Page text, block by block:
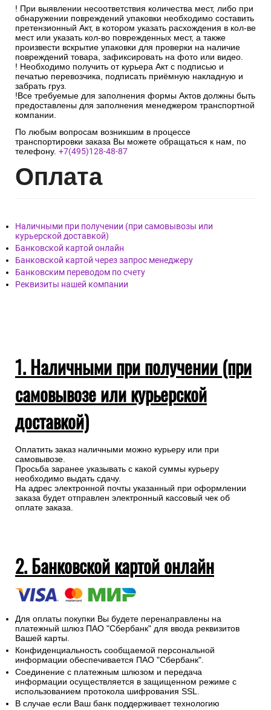
! При выявлении несоответствия количества мест, либо при
обнаружении повреждений упаковки необходимо составить
претензионный Акт, в котором указать расхождения в кол-ве
мест или указать кол-во поврежденных мест, а также
произвести вскрытие упаковки для проверки на наличие
повреждений товара, зафиксировать на фото или видео.
! Необходимо получить от курьера Акт с подписью и
печатью перевозчика, подписать приёмную накладную и
забрать груз.
!Все требуемые для заполнения формы Актов должны быть
предоставлены для заполнения менеджером транспортной
компании.
По любым вопросам возникшим в процессе
транспортировки заказа Вы можете обращаться к нам, по
телефону. +7(495)128-48-87
Оплата
Наличными при получении (при самовывозы или
курьерской доставкой)
Банковской картой онлайн
Банковской картой через запрос менеджеру
Банковским переводом по счету
Реквизиты нашей компании
1. Наличными при получении (при
самовывозе или курьерской
доставкой)
Оплатить заказ наличными можно курьеру или при
самовывозе.
Просьба заранее указывать с какой суммы курьеру
необходимо выдать сдачу.
На адрес электронной почты указанный при оформлении
заказа будет отправлен электронный кассовый чек об
оплате заказа.
2. Банковской картой онлайн
Для оплаты покупки Вы будете перенаправлены на
платежный шлюз ПАО "Сбербанк" для ввода реквизитов
Вашей карты.
Конфиденциальность сообщаемой персональной
информации обеспечивается ПАО "Сбербанк".
Соединение с платежным шлюзом и передача
информации осуществляется в защищенном режиме с
использованием протокола шифрования SSL.
В случае если Ваш банк поддерживает технологию